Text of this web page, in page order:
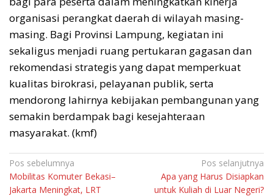
organisasi perangkat daerah di wilayah masing-
masing. Bagi Provinsi Lampung, kegiatan ini
sekaligus menjadi ruang pertukaran gagasan dan
rekomendasi strategis yang dapat memperkuat
kualitas birokrasi, pelayanan publik, serta
mendorong lahirnya kebijakan pembangunan yang
semakin berdampak bagi kesejahteraan
masyarakat. (kmf)
Navigasi
pos
Pos sebelumnya
Mobilitas Komuter Bekasi–
Jakarta Meningkat, LRT
Pos selanjutnya
Apa yang Harus Disiapkan
untuk Kuliah di Luar Negeri?